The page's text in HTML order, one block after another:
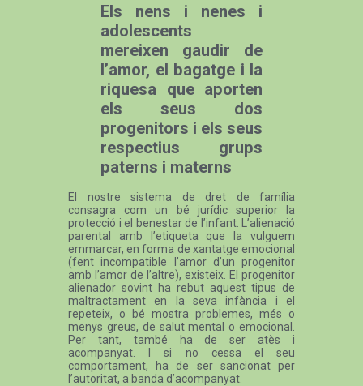
Els nens i nenes i
adolescents
mereixen gaudir de
l’amor, el bagatge i la
riquesa que aporten
els seus dos
progenitors i els seus
respectius grups
paterns i materns
El nostre sistema de dret de família
consagra com un bé jurídic superior la
protecció i el benestar de l’infant. L’alienació
parental amb l’etiqueta que la vulguem
emmarcar, en forma de xantatge emocional
(fent incompatible l’amor d’un progenitor
amb l’amor de l’altre), existeix. El progenitor
alienador sovint ha rebut aquest tipus de
maltractament en la seva infància i el
repeteix, o bé mostra problemes, més o
menys greus, de salut mental o emocional.
Per tant, també ha de ser atès i
acompanyat. I si no cessa el seu
comportament, ha de ser sancionat per
l’autoritat, a banda d’acompanyat.